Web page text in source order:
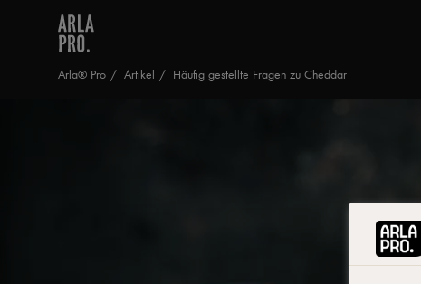
Arla® Pro Artikel Häufig gestellte Fragen zu Cheddar